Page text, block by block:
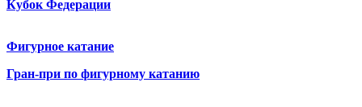
Кубок Федерации
Фигурное катание
Гран-при по фигурному катанию